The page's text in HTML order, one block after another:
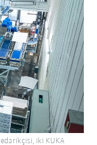
iki KUKA